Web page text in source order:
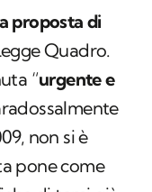
proposta di
Quadro.
“urgente e
non si è
pone come